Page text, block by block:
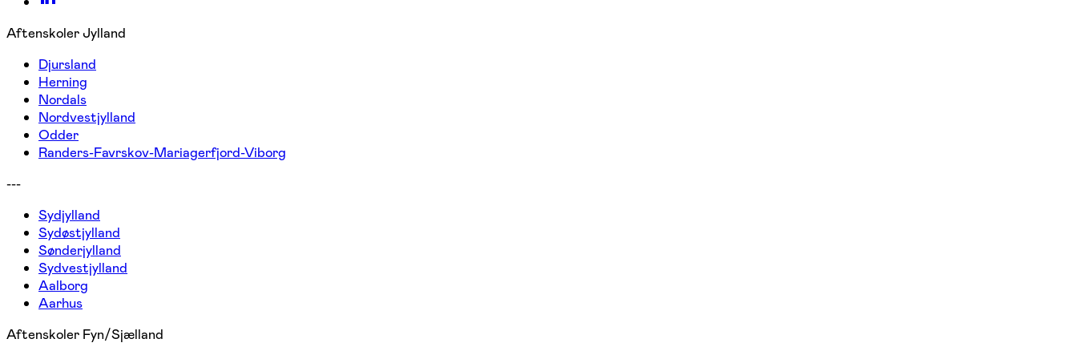
Aftenskoler Jylland
Djursland
Herning
Nordals
Nordvestjylland
Odder
Randers-Favrskov-Mariagerfjord-Viborg
---
Sydjylland
Sydøstjylland
Sønderjylland
Sydvestjylland
Aalborg
Aarhus
Aftenskoler Fyn/Sjælland